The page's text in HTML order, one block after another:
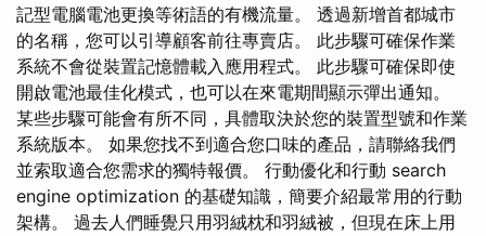
記型電腦電池更換等術語的有機流量。 透過新增首都城市
的名稱，您可以引導顧客前往專賣店。 此步驟可確保作業
系統不會從裝置記憶體載入應用程式。 此步驟可確保即使
開啟電池最佳化模式，也可以在來電期間顯示彈出通知。
某些步驟可能會有所不同，具體取決於您的裝置型號和作業
系統版本。 如果您找不到適合您口味的產品，請聯絡我們
並索取適合您需求的獨特報價。 行動優化和行動 search
engine optimization 的基礎知識，簡要介紹最常用的行動
架構。 過去人們睡覺只用羽絨枕和羽絨被，但現在床上用